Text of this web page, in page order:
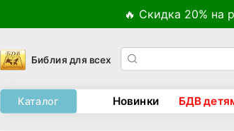
🔥 Скидка 20% на
Библия для всех
Каталог Новинки БДВ